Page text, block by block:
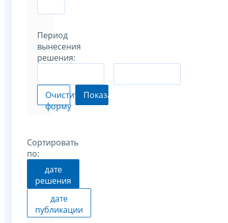
Период
вынесения
решения:
Очистить
форму
Показать
Сортировать
по:
дате
решения
дате
публикации